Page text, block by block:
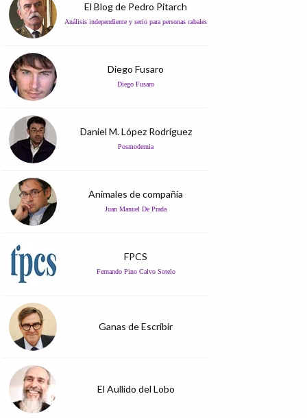
El Blog de Pedro Pitarch
Análisis independiente y serio para personas cabales
Diego Fusaro
Diego Fusaro
Daniel M. López Rodríguez
Posmodernia
Animales de compañía
Juan Manuel De Prada
FPCS
Fernando Pino Calvo Sotelo
Ganas de Escribir
El Aullido del Lobo